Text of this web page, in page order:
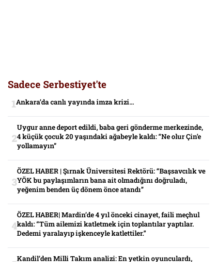
Sadece Serbestiyet'te
Ankara’da canlı yayında imza krizi…
Uygur anne deport edildi, baba geri gönderme merkezinde,
4 küçük çocuk 20 yaşındaki ağabeyle kaldı: “Ne olur Çin’e
yollamayın”
ÖZEL HABER | Şırnak Üniversitesi Rektörü: “Başsavcılık ve
YÖK bu paylaşımların bana ait olmadığını doğruladı,
yeğenim benden üç dönem önce atandı”
ÖZEL HABER| Mardin’de 4 yıl önceki cinayet, faili meçhul
kaldı: “Tüm ailemizi katletmek için toplantılar yaptılar.
Dedemi yaralayıp işkenceyle katlettiler.”
Kandil’den Milli Takım analizi: En yetkin oyunculardı,